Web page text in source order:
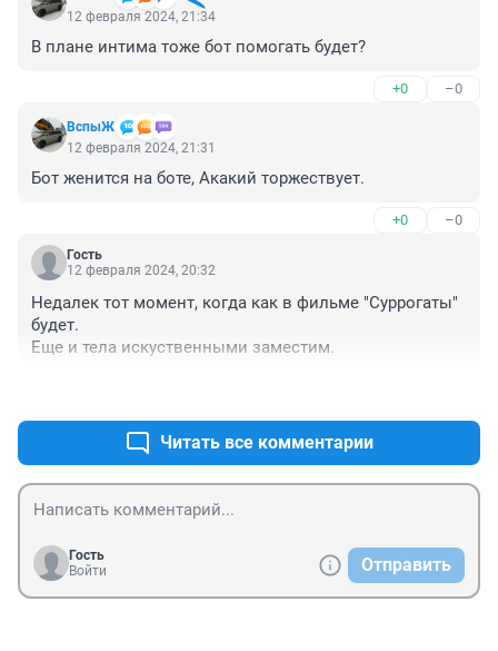
12 февраля 2024, 21:34
В плане интима тоже бот помогать будет?
+0 –0
ВспыЖ
12 февраля 2024, 21:31
Бот женится на боте, Акакий торжествует.
+0 –0
Гость
12 февраля 2024, 20:32
Недалек тот момент, когда как в фильме "Суррогаты"
будет.
Еще и тела искуственными заместим.
Читать все комментарии
Гость
Войти
Отправить